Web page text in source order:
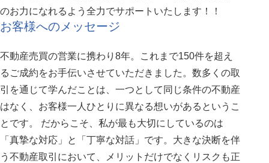
のお力になれるよう全力でサポートいたします！！
お客様へのメッセージ
不動産売買の営業に携わり8年。これまで150件を超え
るご成約をお手伝いさせていただきました。数多くの取
引を通じて学んだことは、一つとして同じ条件の不動産
はなく、お客様一人ひとりに異なる想いがあるというこ
とです。 だからこそ、私が最も大切にしているのは
「真摯な対応」と「丁寧な対話」です。大きな決断を伴
う不動産取引において、メリットだけでなくリスクも正